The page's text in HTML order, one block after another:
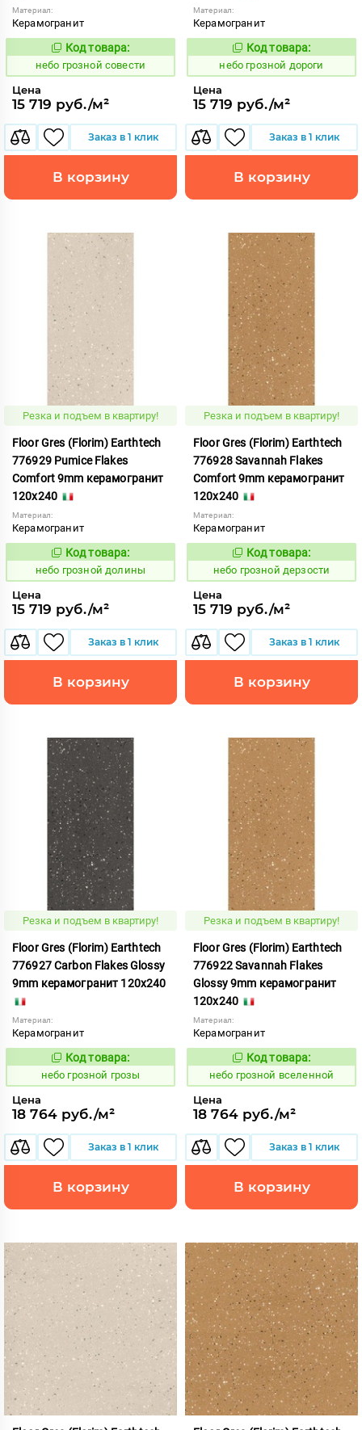
Материал:
Керамогранит
1112148
Код товара:
небо грозной совести
Цена
15 719 руб./м²
Заказ в 1 клик
В корзину
Материал:
Керамогранит
1112147
Код товара:
небо грозной дороги
Цена
15 719 руб./м²
Заказ в 1 клик
В корзину
Резка и подъем в квартиру!
Floor Gres (Florim) Earthtech
776929 Pumice Flakes
Comfort 9mm керамогранит
120x240
Материал:
Керамогранит
1112146
Код товара:
небо грозной долины
Цена
15 719 руб./м²
Заказ в 1 клик
В корзину
Резка и подъем в квартиру!
Floor Gres (Florim) Earthtech
776928 Savannah Flakes
Comfort 9mm керамогранит
120x240
Материал:
Керамогранит
1112145
Код товара:
небо грозной дерзости
Цена
15 719 руб./м²
Заказ в 1 клик
В корзину
Резка и подъем в квартиру!
Floor Gres (Florim) Earthtech
776927 Carbon Flakes Glossy
9mm керамогранит 120x240
Материал:
Керамогранит
1112144
Код товара:
небо грозной грозы
Цена
18 764 руб./м²
Заказ в 1 клик
В корзину
Резка и подъем в квартиру!
Floor Gres (Florim) Earthtech
776922 Savannah Flakes
Glossy 9mm керамогранит
120x240
Материал:
Керамогранит
1112138
Код товара:
небо грозной вселенной
Цена
18 764 руб./м²
Заказ в 1 клик
В корзину